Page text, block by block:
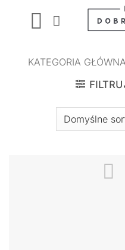
KATEGORIA GŁÓWNA